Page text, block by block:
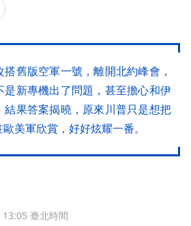
舊版空軍一號，離開北約峰會，
是新專機出了問題，甚至擔心和伊
結果答案揭曉，原來川普只是想把
美軍欣賞，好好炫耀一番。
臺北時間